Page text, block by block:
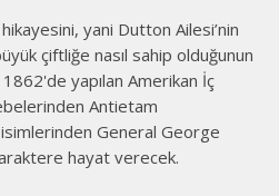
yani Dutton Ailesi’nin
çiftliğe nasıl sahip olduğunun
yapılan Amerikan İç
Antietam
General George
hayat verecek.